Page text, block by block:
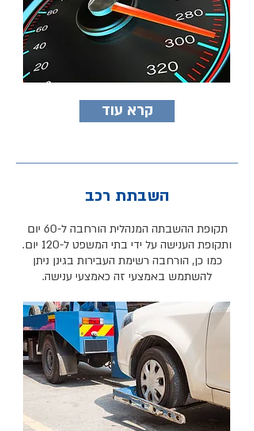
קרא עוד
השבתת רכב
תקופת ההשבתה המנהלית הורחבה ל-60 יום
ותקופת הענישה על ידי בתי המשפט ל-120 יום.
כמו כן, הורחבה רשימת העבירות בגינן ניתן
להשתמש באמצעי זה כאמצעי ענישה.